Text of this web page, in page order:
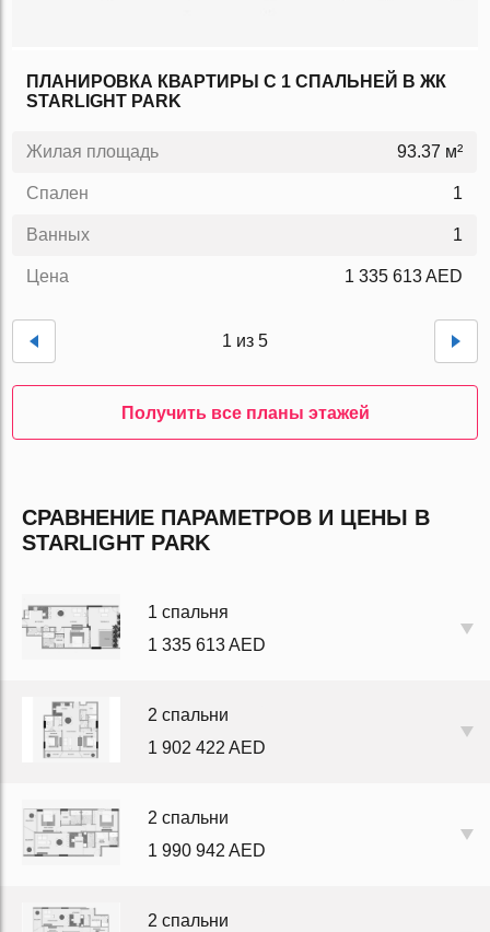
ПЛАНИРОВКА КВАРТИРЫ C 1 СПАЛЬНЕЙ В ЖК
STARLIGHT PARK
Жилая площадь 93.37 м²
Спален 1
Ванных 1
Цена 1 335 613 AED
Получить все планы этажей
1 из 5
СРАВНЕНИЕ ПАРАМЕТРОВ И ЦЕНЫ В
STARLIGHT PARK
1 спальня
1 335 613 AED
2 спальни
1 902 422 AED
2 спальни
1 990 942 AED
2 спальни